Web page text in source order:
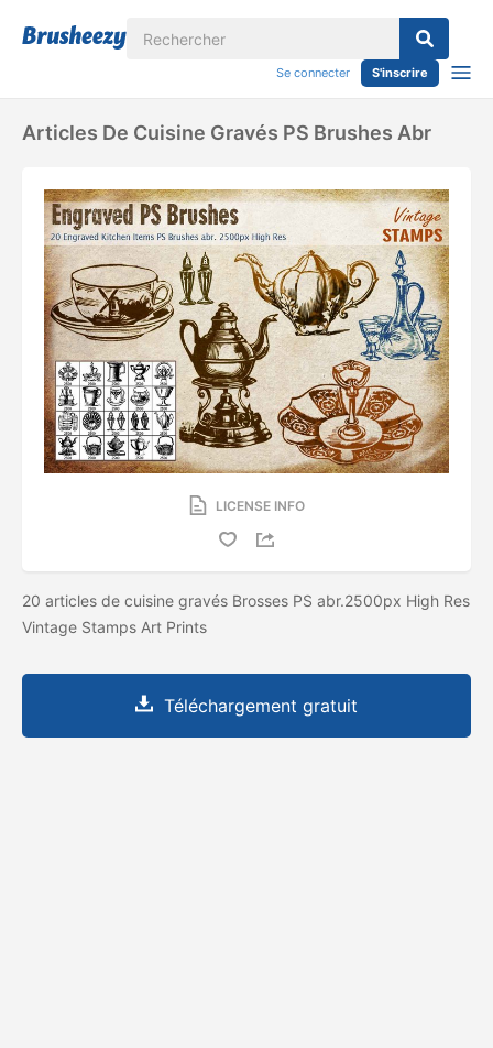
Se connecter S'inscrire
Articles De Cuisine Gravés PS Brushes Abr
LICENSE INFO
20 articles de cuisine gravés Brosses PS abr.2500px High Res
Vintage Stamps Art Prints
Téléchargement gratuit